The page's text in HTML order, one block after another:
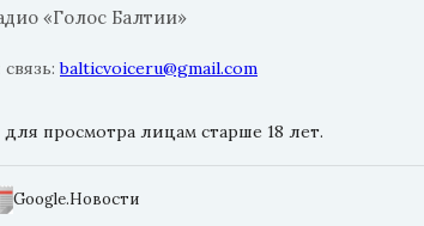
«Голос Балтии»
связь:balticvoiceru@gmail.com
просмотра лицам старше 18 лет.
Google.Новости